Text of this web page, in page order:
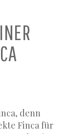
denn
Finca für